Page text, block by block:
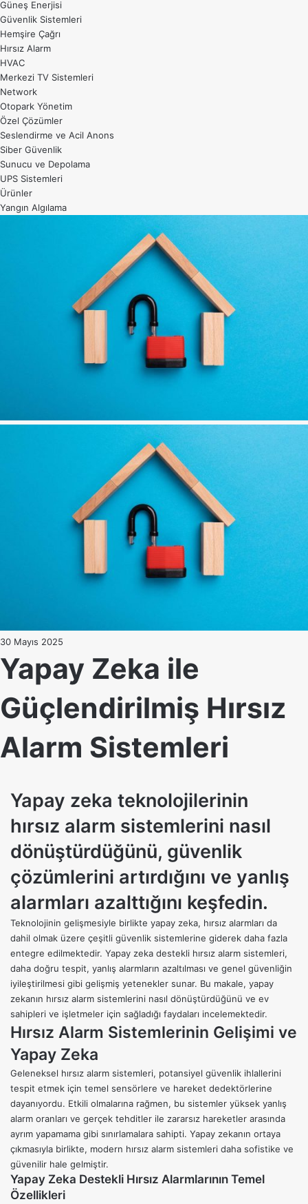
Güneş Enerjisi
Güvenlik Sistemleri
Hemşire Çağrı
Hırsız Alarm
HVAC
Merkezi TV Sistemleri
Network
Otopark Yönetim
Özel Çözümler
Seslendirme ve Acil Anons
Siber Güvenlik
Sunucu ve Depolama
UPS Sistemleri
Ürünler
Yangın Algılama
30 Mayıs 2025
Yapay Zeka ile
Güçlendirilmiş Hırsız
Alarm Sistemleri
Yapay zeka teknolojilerinin
hırsız alarm sistemlerini nasıl
dönüştürdüğünü, güvenlik
çözümlerini artırdığını ve yanlış
alarmları azalttığını keşfedin.
Teknolojinin gelişmesiyle birlikte yapay zeka, hırsız alarmları da
dahil olmak üzere çeşitli güvenlik sistemlerine giderek daha fazla
entegre edilmektedir. Yapay zeka destekli hırsız alarm sistemleri,
daha doğru tespit, yanlış alarmların azaltılması ve genel güvenliğin
iyileştirilmesi gibi gelişmiş yetenekler sunar. Bu makale, yapay
zekanın hırsız alarm sistemlerini nasıl dönüştürdüğünü ve ev
sahipleri ve işletmeler için sağladığı faydaları incelemektedir.
Hırsız Alarm Sistemlerinin Gelişimi ve
Yapay Zeka
Geleneksel hırsız alarm sistemleri, potansiyel güvenlik ihlallerini
tespit etmek için temel sensörlere ve hareket dedektörlerine
dayanıyordu. Etkili olmalarına rağmen, bu sistemler yüksek yanlış
alarm oranları ve gerçek tehditler ile zararsız hareketler arasında
ayrım yapamama gibi sınırlamalara sahipti. Yapay zekanın ortaya
çıkmasıyla birlikte, modern hırsız alarm sistemleri daha sofistike ve
güvenilir hale gelmiştir.
Yapay Zeka Destekli Hırsız Alarmlarının Temel
Özellikleri